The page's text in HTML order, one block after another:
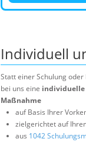
Individuell
Statt einer Schulung
bei uns eine individuelle
Maßnahme
auf Basis Ihrer
zielgerichtet auf
aus 1042